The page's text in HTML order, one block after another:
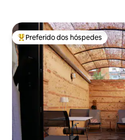
Entre os melhores preferidos
Preferido dos hóspedes